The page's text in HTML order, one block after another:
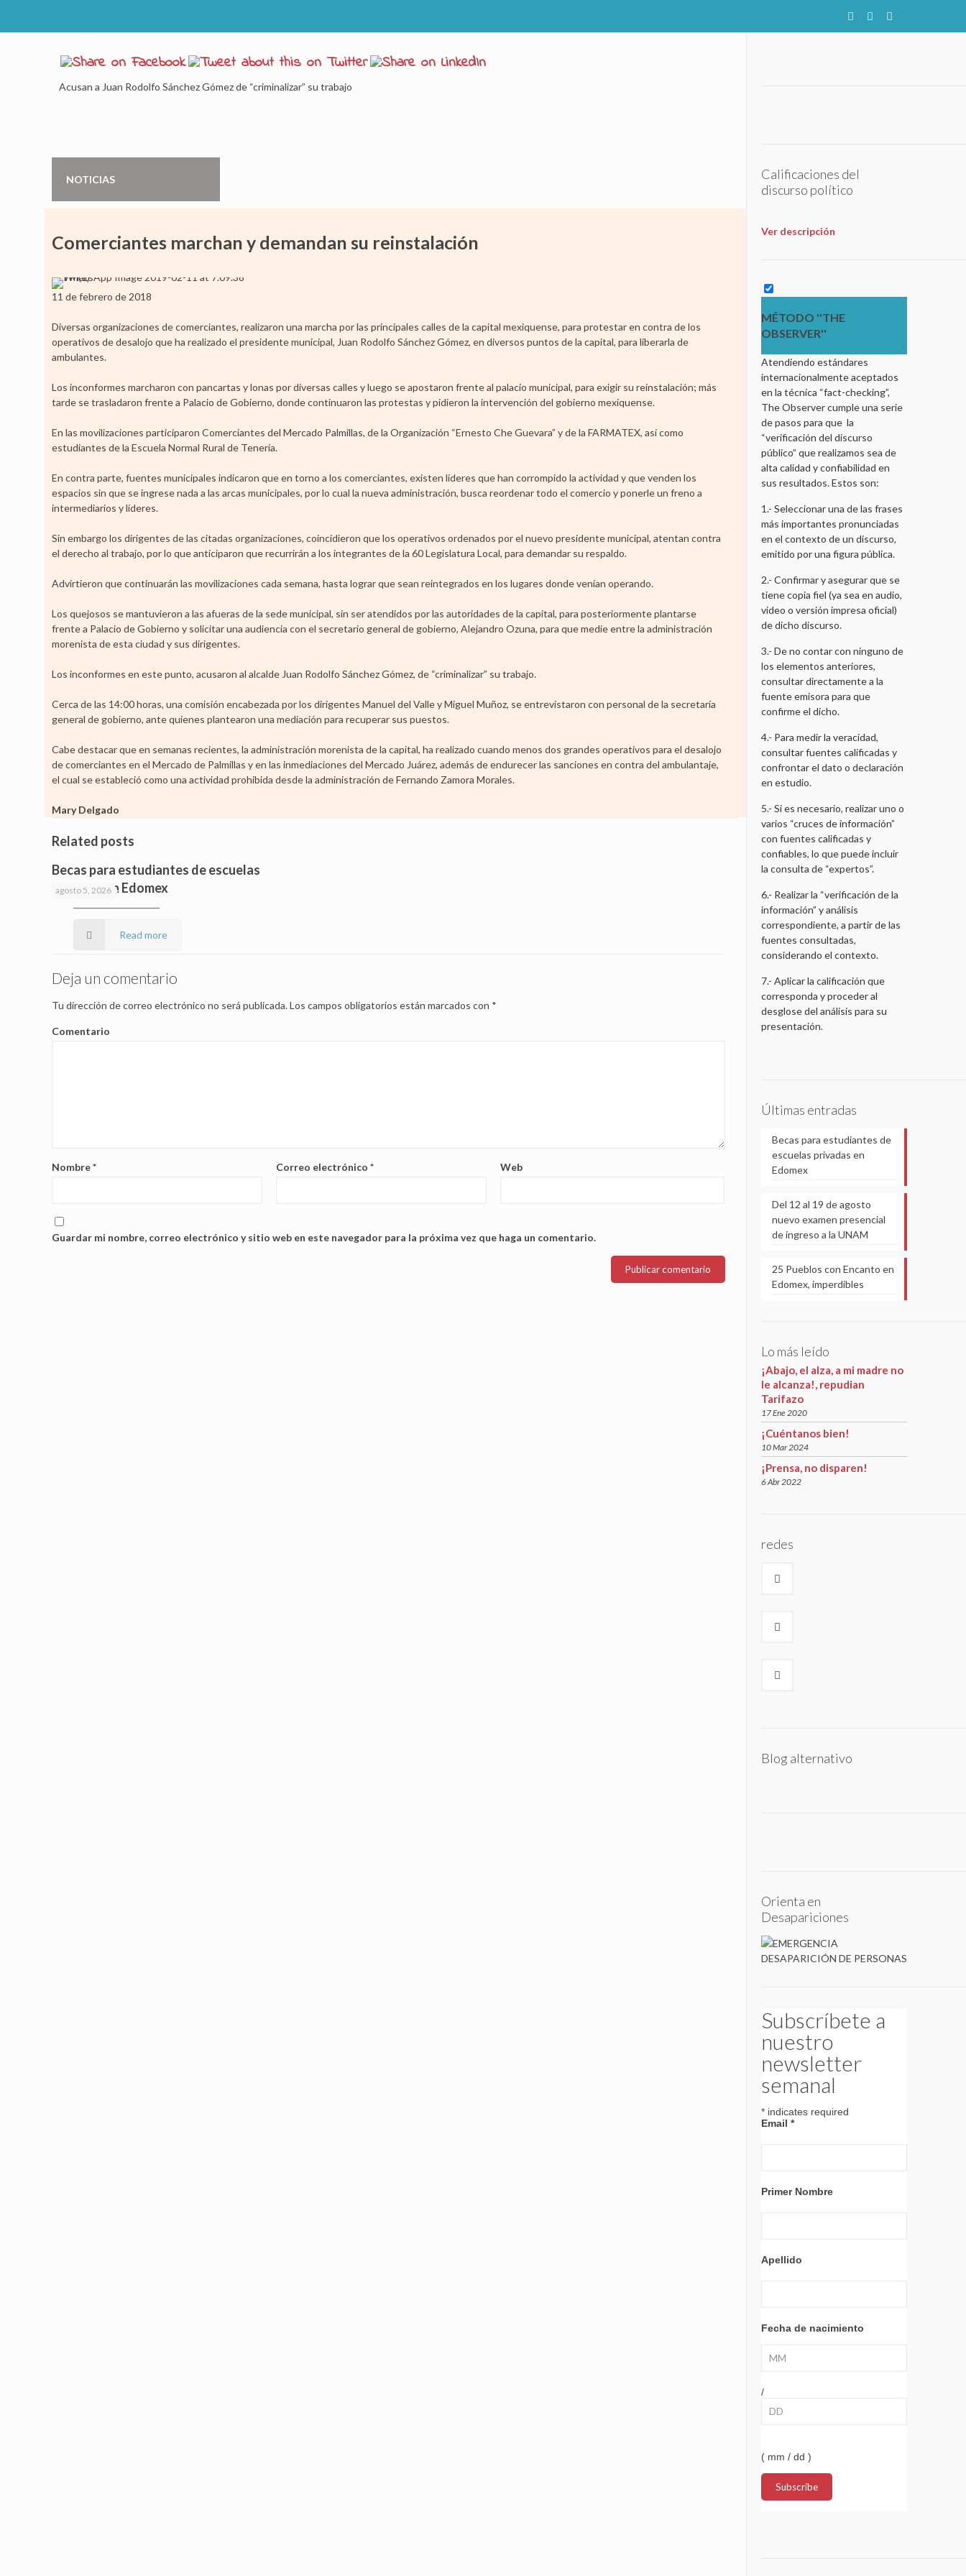
Acusan a Juan Rodolfo Sánchez Gómez de “criminalizar” su trabajo
NOTICIAS
Comerciantes marchan y demandan su reinstalación
11 de febrero de 2018
Diversas organizaciones de comerciantes, realizaron una marcha por las principales calles de la capital mexiquense, para protestar en contra de los
operativos de desalojo que ha realizado el presidente municipal, Juan Rodolfo Sánchez Gómez, en diversos puntos de la capital, para liberarla de
ambulantes.
Los inconformes marcharon con pancartas y lonas por diversas calles y luego se apostaron frente al palacio municipal, para exigir su reinstalación; más
tarde se trasladaron frente a Palacio de Gobierno, donde continuaron las protestas y pidieron la intervención del gobierno mexiquense.
En las movilizaciones participaron Comerciantes del Mercado Palmillas, de la Organización “Ernesto Che Guevara” y de la FARMATEX, así como
estudiantes de la Escuela Normal Rural de Tenería.
En contra parte, fuentes municipales indicaron que en torno a los comerciantes, existen líderes que han corrompido la actividad y que venden los
espacios sin que se ingrese nada a las arcas municipales, por lo cual la nueva administración, busca reordenar todo el comercio y ponerle un freno a
intermediarios y líderes.
Sin embargo los dirigentes de las citadas organizaciones, coincidieron que los operativos ordenados por el nuevo presidente municipal, atentan contra
el derecho al trabajo, por lo que anticiparon que recurrirán a los integrantes de la 60 Legislatura Local, para demandar su respaldo.
Advirtieron que continuarán las movilizaciones cada semana, hasta lograr que sean reintegrados en los lugares donde venían operando.
Los quejosos se mantuvieron a las afueras de la sede municipal, sin ser atendidos por las autoridades de la capital, para posteriormente plantarse
frente a Palacio de Gobierno y solicitar una audiencia con el secretario general de gobierno, Alejandro Ozuna, para que medie entre la administración
morenista de esta ciudad y sus dirigentes.
Los inconformes en este punto, acusaron al alcalde Juan Rodolfo Sánchez Gómez, de “criminalizar” su trabajo.
Cerca de las 14:00 horas, una comisión encabezada por los dirigentes Manuel del Valle y Miguel Muñoz, se entrevistaron con personal de la secretaría
general de gobierno, ante quienes plantearon una mediación para recuperar sus puestos.
Cabe destacar que en semanas recientes, la administración morenista de la capital, ha realizado cuando menos dos grandes operativos para el desalojo
de comerciantes en el Mercado de Palmillas y en las inmediaciones del Mercado Juárez, además de endurecer las sanciones en contra del ambulantaje,
el cual se estableció como una actividad prohibida desde la administración de Fernando Zamora Morales.
Mary Delgado
Related posts
agosto 5, 2026
Becas para estudiantes de escuelas
privadas en Edomex
Read more
Deja un comentario
Tu dirección de correo electrónico no será publicada.Los campos obligatorios están marcados con *
Comentario
Nombre* Correo electrónico * Web
Guardar mi nombre, correo electrónico y sitio web en este navegador para la próxima vez que haga un comentario.
Calificaciones del
discurso político
Ver descripción
MÉTODO ''THE
OBSERVER''
Atendiendo estándares
internacionalmente aceptados
en la técnica “fact-checking”,
The Observer cumple una serie
de pasos para que la
“verificación del discurso
público” que realizamos sea de
alta calidad y confiabilidad en
sus resultados. Estos son:
1.- Seleccionar una de las frases
más importantes pronunciadas
en el contexto de un discurso,
emitido por una figura pública.
2.- Confirmar y asegurar que se
tiene copia fiel (ya sea en audio,
video o versión impresa oficial)
de dicho discurso.
3.- De no contar con ninguno de
los elementos anteriores,
consultar directamente a la
fuente emisora para que
confirme el dicho.
4.- Para medir la veracidad,
consultar fuentes calificadas y
confrontar el dato o declaración
en estudio.
5.- Si es necesario, realizar uno o
varios “cruces de información”
con fuentes calificadas y
confiables, lo que puede incluir
la consulta de “expertos”.
6.- Realizar la “verificación de la
información” y análisis
correspondiente, a partir de las
fuentes consultadas,
considerando el contexto.
7.- Aplicar la calificación que
corresponda y proceder al
desglose del análisis para su
presentación.
Últimas entradas
Becas para estudiantes de
escuelas privadas en
Edomex
Del 12 al 19 de agosto
nuevo examen presencial
de ingreso a la UNAM
25 Pueblos con Encanto en
Edomex, imperdibles
Lo más leído
¡Abajo, el alza, a mi madre no
le alcanza!, repudian
Tarifazo
17 Ene 2020
¡Cuéntanos bien!
10 Mar 2024
¡Prensa, no disparen!
6 Abr 2022
redes
Blog alternativo
Orienta en
Desapariciones
Subscríbete a
nuestro
newsletter
semanal
* indicates required
Email *
Primer Nombre
Apellido
Fecha de nacimiento
/
( mm / dd )